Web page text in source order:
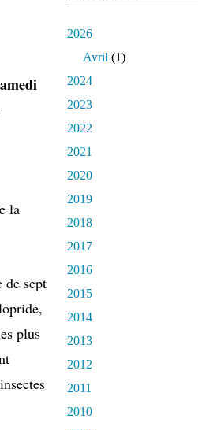
la
de sept
plus
2026
Avril (1)
2024
2023
2022
2021
2020
2019
2018
2017
2016
2015
2014
2013
2012
2011
2010